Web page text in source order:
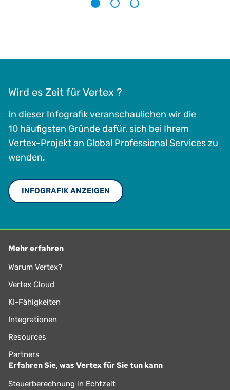
Wird es Zeit für Vertex ?
In dieser Infografik veranschaulichen wir die
10 häufigsten Gründe dafür, sich bei Ihrem
Vertex-Projekt an Global Professional Services zu
wenden.
INFOGRAFIK ANZEIGEN
Mehr erfahren
Warum Vertex?
Vertex Cloud
KI-Fähigkeiten
Integrationen
Resources
Partners
Erfahren Sie, was Vertex für Sie tun kann
Steuerberechnung in Echtzeit